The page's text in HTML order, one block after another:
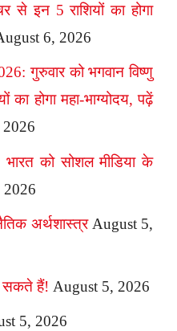
से इन 5 राशियों का होगा
6, 2026
गुरुवार को भगवान विष्णु
होगा महा-भाग्योदय, पढ़ें
को सोशल मीडिया के
2026
अर्थशास्त्र August 5,
सकते हैं! August 5, 2026
5, 2026